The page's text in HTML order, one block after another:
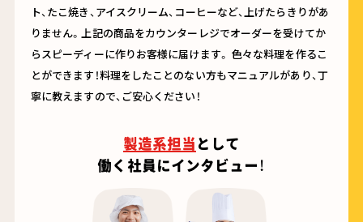
ト、たこ焼き、アイスクリーム、コーヒーなど、上げたらきりがあ
りません。上記の商品をカウンターレジでオーダーを受けてか
らスピーディーに作りお客様に届けます。 色々な料理を作るこ
とができます！料理をしたことのない方もマニュアルがあり、丁
寧に教えますので、ご安心ください！
製造系担当 として
働く社員にインタビュー！